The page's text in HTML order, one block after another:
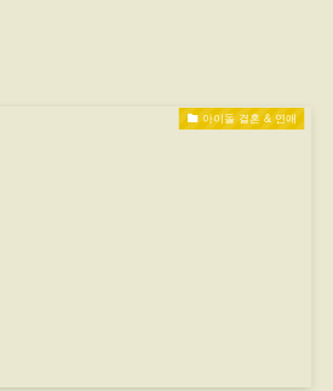
아이돌 결혼 & 연애